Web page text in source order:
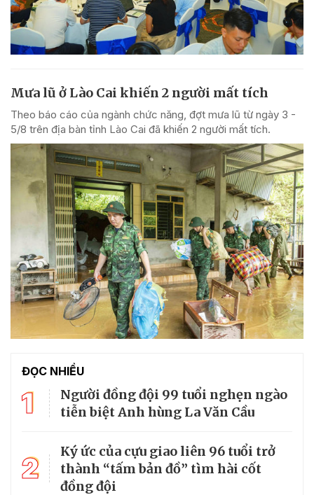
Mưa lũ ở Lào Cai khiến 2 người mất tích
Theo báo cáo của ngành chức năng, đợt mưa lũ từ ngày 3 -
5/8 trên địa bàn tỉnh Lào Cai đã khiến 2 người mất tích.
ĐỌC NHIỀU
1
Người đồng đội 99 tuổi nghẹn ngào
tiễn biệt Anh hùng La Văn Cầu
2
Ký ức của cựu giao liên 96 tuổi trở
thành “tấm bản đồ” tìm hài cốt
đồng đội